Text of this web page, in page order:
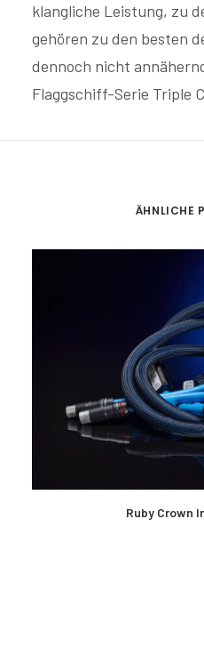
klangliche Leistung, zu
gehören zu den besten
dennoch nicht
Flaggschiff-Serie Triple
ÄHNLICHE
MEHR
Ruby Crown